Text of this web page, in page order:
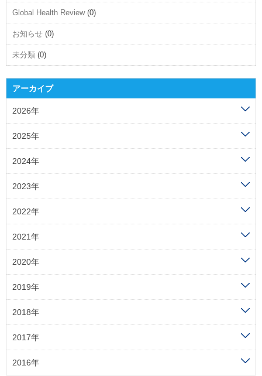
Global Health Review(0)
お知らせ (0)
未分類 (0)
アーカイブ
2026年
2025年
2024年
2023年
2022年
2021年
2020年
2019年
2018年
2017年
2016年